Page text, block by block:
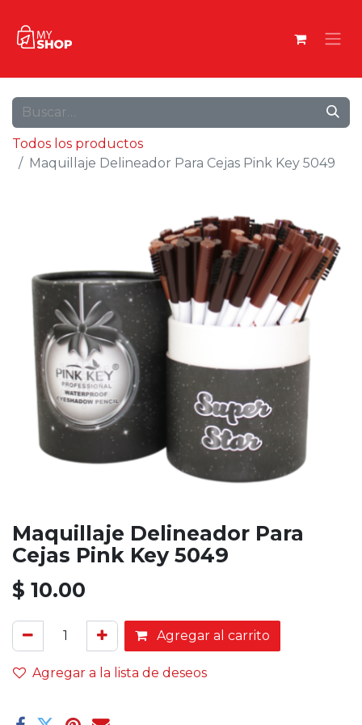
Todos los productos
Maquillaje Delineador Para Cejas Pink Key 5049
Maquillaje Delineador Para
Cejas Pink Key 5049
$ 10.00
Agregar al carrito
Agregar a la lista de deseos